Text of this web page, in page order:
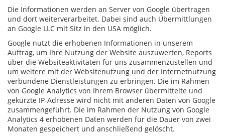
Die Informationen werden an Server von Google übertragen
und dort weiterverarbeitet. Dabei sind auch Übermittlungen
an Google LLC mit Sitz in den USA möglich.
Google nutzt die erhobenen Informationen in unserem
Auftrag, um Ihre Nutzung der Website auszuwerten, Reports
über die Websiteaktivitäten für uns zusammenzustellen und
um weitere mit der Websitenutzung und der Internetnutzung
verbundene Dienstleistungen zu erbringen. Die im Rahmen
von Google Analytics von Ihrem Browser übermittelte und
gekürzte IP-Adresse wird nicht mit anderen Daten von Google
zusammengeführt. Die im Rahmen der Nutzung von Google
Analytics 4 erhobenen Daten werden für die Dauer von zwei
Monaten gespeichert und anschließend gelöscht.